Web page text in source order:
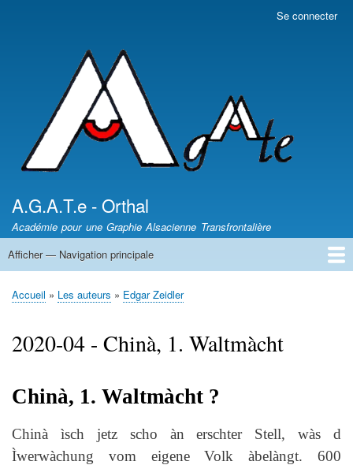
l'utilisateur
Se connecter
A.G.A.T.e - Orthal
Académie pour une Graphie Alsacienne Transfrontalière
Navigation
Afficher — Navigation principale
News - Nèikheit
DICTIONNAIRES /
Article de presse
Les auteurs
Sentiers des Poètes
Leçons d'Alsacien
Uf Elsassisch
Wortkaschtla
Qui somme nous ?
Fil
Accueil Les auteurs Edgar Zeidler
2020-04 - Chinà, 1. Waltmàcht
Chinà, 1. Waltmàcht ?
Chinà ìsch jetz scho àn erschter Stell, wàs d
Ìwerwàchung vom eigene Volk àbelàngt. 600